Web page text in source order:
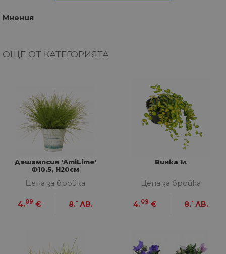
Мнения
ОЩЕ ОТ КАТЕГОРИЯТА
Дешампсия 'AmiLime'
Ф10.5, Н20см
Цена за бройка
4.09 € 8.- ЛВ.
Винка 1л
Цена за бройка
4.09 € 8.- ЛВ.